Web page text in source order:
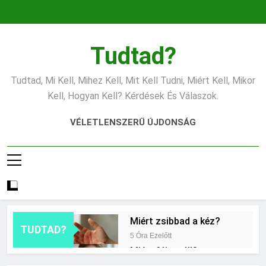
Tudtad?
Tudtad, Mi Kell, Mihez Kell, Mit Kell Tudni, Miért Kell, Mikor
Kell, Hogyan Kell? Kérdések És Válaszok.
VÉLETLENSZERŰ ÚJDONSÁG
TUDTAD?
Miért zsibbad a kéz?
5 Óra Ezelőtt
Miért fáj a váll?